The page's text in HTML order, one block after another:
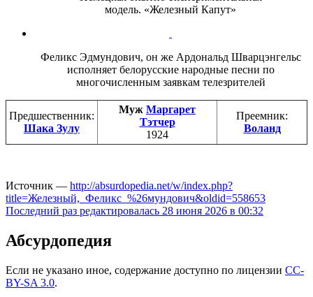
модель. «Железный Капут»
Феликс Эдмундович, он же Ардональд Шварцэнгельс
исполняет белорусские народные песни по
многочисленным заявкам телезрителей
Предшественник:
Шака Зулу
Муж Маргарет
Тэтчер
1924
Преемник:
Воланд
Источник — http://absurdopedia.net/w/index.php?
title=Железный,_Феликс_%26мундович&oldid=558653
Последний раз редактировалась 28 июня 2026 в 00:32
Абсурдопедия
Если не указано иное, содержание доступно по лицензии CC-
BY-SA 3.0.